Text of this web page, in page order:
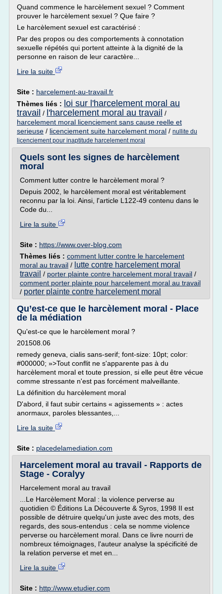
Quand commence le harcèlement sexuel ? Comment
prouver le harcèlement sexuel ? Que faire ?
Le harcèlement sexuel est caractérisé :
Par des propos ou des comportements à connotation
sexuelle répétés qui portent atteinte à la dignité de la
personne en raison de leur caractère...
Lire la suite
Site : harcelement-au-travail.fr
Thèmes liés : loi sur l'harcelement moral au
travail / l'harcelement moral au travail /
harcelement moral licenciement sans cause reelle et
serieuse / licenciement suite harcelement moral / nullite du
licenciement pour inaptitude harcelement moral
Quels sont les signes de harcèlement
moral
Comment lutter contre le harcèlement moral ?
Depuis 2002, le harcèlement moral est véritablement
reconnu par la loi. Ainsi, l'article L122-49 contenu dans le
Code du...
Lire la suite
Site : https://www.over-blog.com
Thèmes liés : comment lutter contre le harcelement
moral au travail / lutte contre harcelement moral
travail / porter plainte contre harcelement moral travail /
comment porter plainte pour harcelement moral au travail
/ porter plainte contre harcelement moral
Qu’est-ce que le harcèlement moral - Place
de la médiation
Qu'est-ce que le harcèlement moral ?
201508.06
remedy geneva, cialis sans-serif; font-size: 10pt; color:
#000000; »>Tout conflit ne s'apparente pas à du
harcèlement moral et toute pression, si elle peut être vécue
comme stressante n'est pas forcément malveillante.
La définition du harcèlement moral
D'abord, il faut subir certains « agissements » : actes
anormaux, paroles blessantes,...
Lire la suite
Site : placedelamediation.com
Harcelement moral au travail - Rapports de
Stage - Coralyy
Harcelement moral au travail
...Le Harcèlement Moral : la violence perverse au
quotidien © Éditions La Découverte & Syros, 1998 II est
possible de détruire quelqu'un juste avec des mots, des
regards, des sous-entendus : cela se nomme violence
perverse ou harcèlement moral. Dans ce livre nourri de
nombreux témoignages, l'auteur analyse la spécificité de
la relation perverse et met en...
Lire la suite
Site : http://www.etudier.com